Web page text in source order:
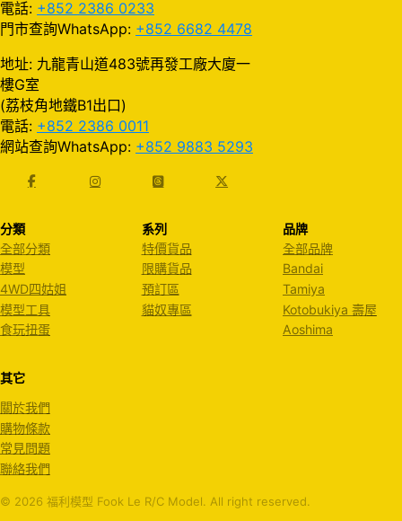
電話: +852 2386 0233
門市查詢WhatsApp: +852 6682 4478
地址: 九龍青山道483號再發工廠大廈一
樓G室
(荔枝角地鐵B1出口)
電話: +852 2386 0011
網站查詢WhatsApp: +852 9883 5293
分類
全部分類
模型
4WD四姑姐
模型工具
食玩扭蛋
系列
特價貨品
限購貨品
預訂區
貓奴專區
品牌
全部品牌
Bandai
Tamiya
Kotobukiya 壽屋
Aoshima
其它
關於我們
購物條款
常見問題
聯絡我們
© 2026 福利模型 Fook Le R/C Model. All right reserved.